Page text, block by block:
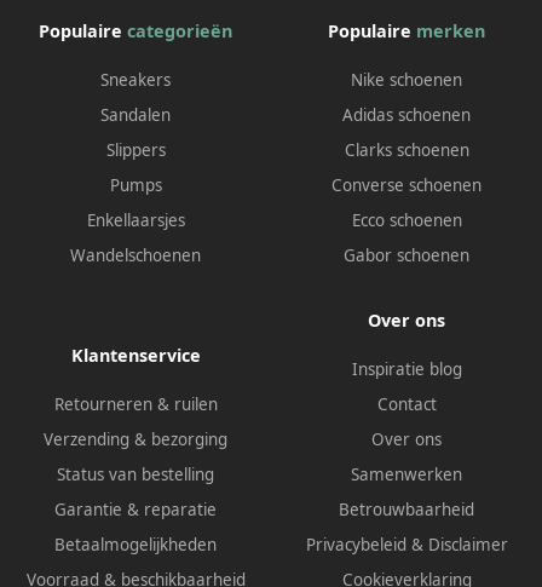
Populaire categorieën
Sneakers
Sandalen
Slippers
Pumps
Enkellaarsjes
Wandelschoenen
Populaire merken
Nike schoenen
Adidas schoenen
Clarks schoenen
Converse schoenen
Ecco schoenen
Gabor schoenen
Klantenservice
Retourneren & ruilen
Verzending & bezorging
Status van bestelling
Garantie & reparatie
Betaalmogelijkheden
Voorraad & beschikbaarheid
Over ons
Inspiratie blog
Contact
Over ons
Samenwerken
Betrouwbaarheid
Privacybeleid & Disclaimer
Cookieverklaring